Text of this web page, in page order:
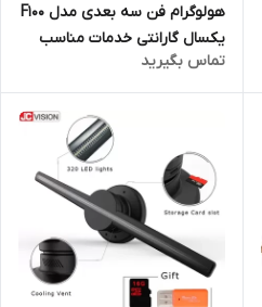
هولوگرام فن سه بعدی مدل F100
یکسال گارانتی خدمات مناسب
برای رستوران و کافی شاپ و مراکز
خرید
تماس بگیرید